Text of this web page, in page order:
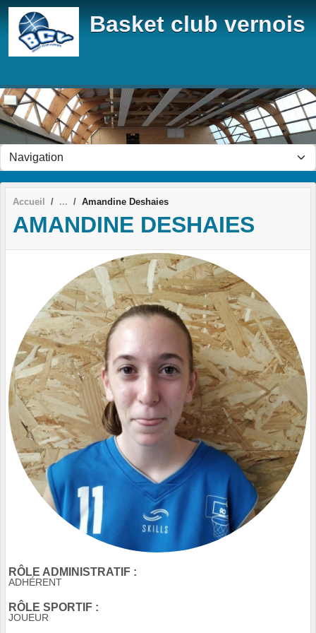
Basket club vernois
Accueil Amandine Deshaies
AMANDINE DESHAIES
RÔLE ADMINISTRATIF :
ADHÉRENT
RÔLE SPORTIF :
JOUEUR
Panneau de gestion des cookies